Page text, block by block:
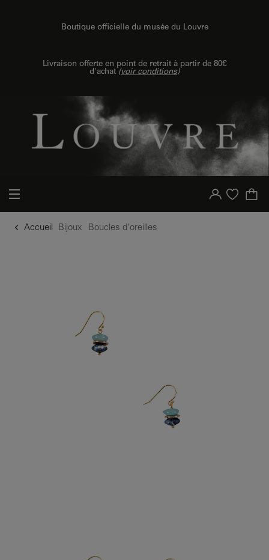
Boutique officielle du musée du Louvre
Livraison offerte en point de retrait à partir de 80€
d'achat (voir conditions)
Votre compte
Liste d'achat
Accueil Bijoux Boucles d'oreilles